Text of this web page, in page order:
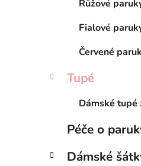
Růžové
Fialové
Červené
Tupé
Dámské tupé
Péče o
Dámské